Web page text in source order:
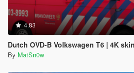
4.83
Dutch OVD-B Volkswagen T6 | 4K skin
By MatSn0w